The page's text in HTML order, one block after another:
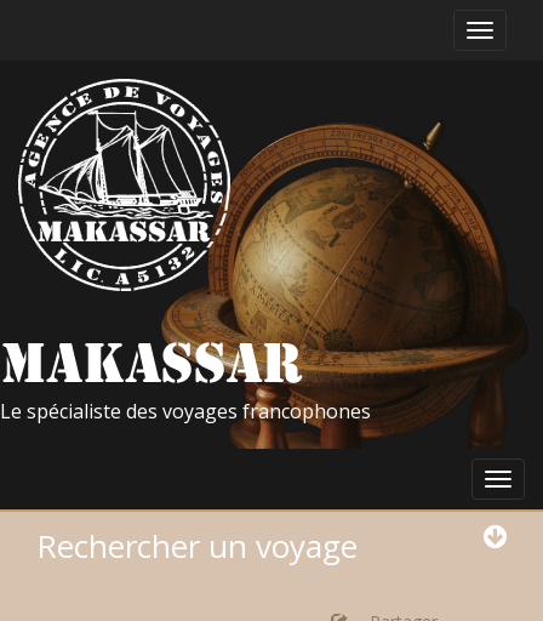
Le spécialiste des voyages francophones
Rechercher un voyage